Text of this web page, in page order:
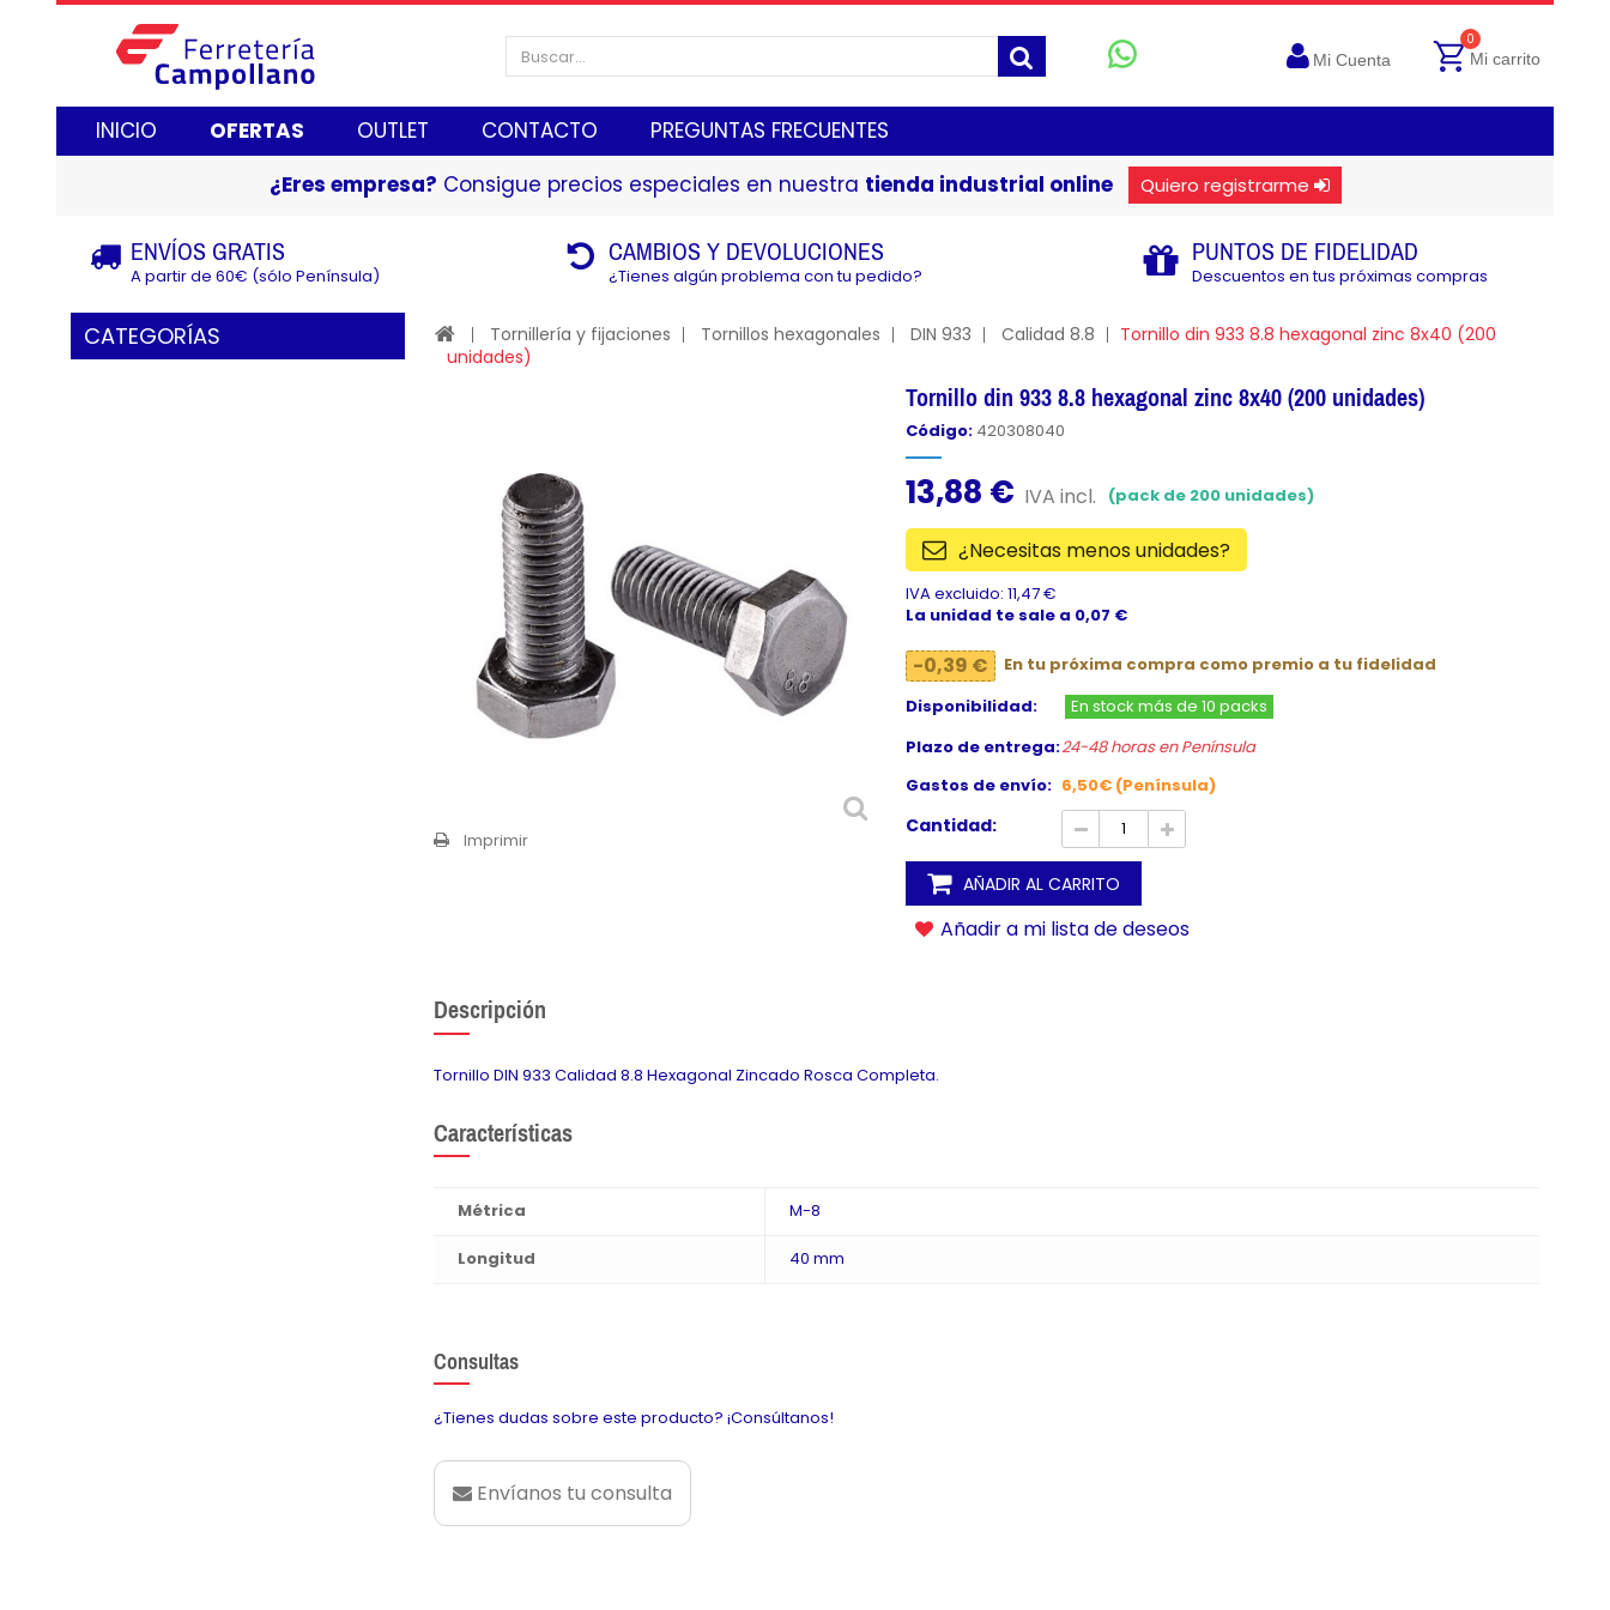
INICIO OFERTAS OUTLET CONTACTO PREGUNTAS FRECUENTES
Mi Cuenta
0
Mi carrito
¿Eres empresa? Consigue precios especiales en nuestra tienda industrial online Quiero registrarme
ENVÍOS GRATIS
A partir de 60€ (sólo Península)
CAMBIOS Y DEVOLUCIONES
¿Tienes algún problema con tu pedido?
PUNTOS DE FIDELIDAD
Descuentos en tus próximas compras
CATEGORÍAS Tornillería y fijaciones Tornillos hexagonales DIN 933 Calidad 8.8
Tornillo din 933 8.8 hexagonal zinc 8x40 (200
unidades)
Imprimir
Tornillo din 933 8.8 hexagonal zinc 8x40 (200 unidades)
Código: 420308040
13,88 € IVA incl. (pack de 200 unidades)
¿Necesitas menos unidades?
IVA excluido: 11,47 €
La unidad te sale a 0,07 €
-0,39 €
En tu próxima compra como premio a tu fidelidad
Disponibilidad:
En stock más de 10 packs
Plazo de entrega:24-48 horas en Península
Gastos de envío: 6,50€ (Península)
Cantidad:
AÑADIR AL CARRITO
Añadir a mi lista de deseos
Descripción
Tornillo DIN 933 Calidad 8.8 Hexagonal Zincado Rosca Completa.
Características
Métrica M-8
Longitud 40 mm
Consultas
¿Tienes dudas sobre este producto? ¡Consúltanos!
Envíanos tu consulta